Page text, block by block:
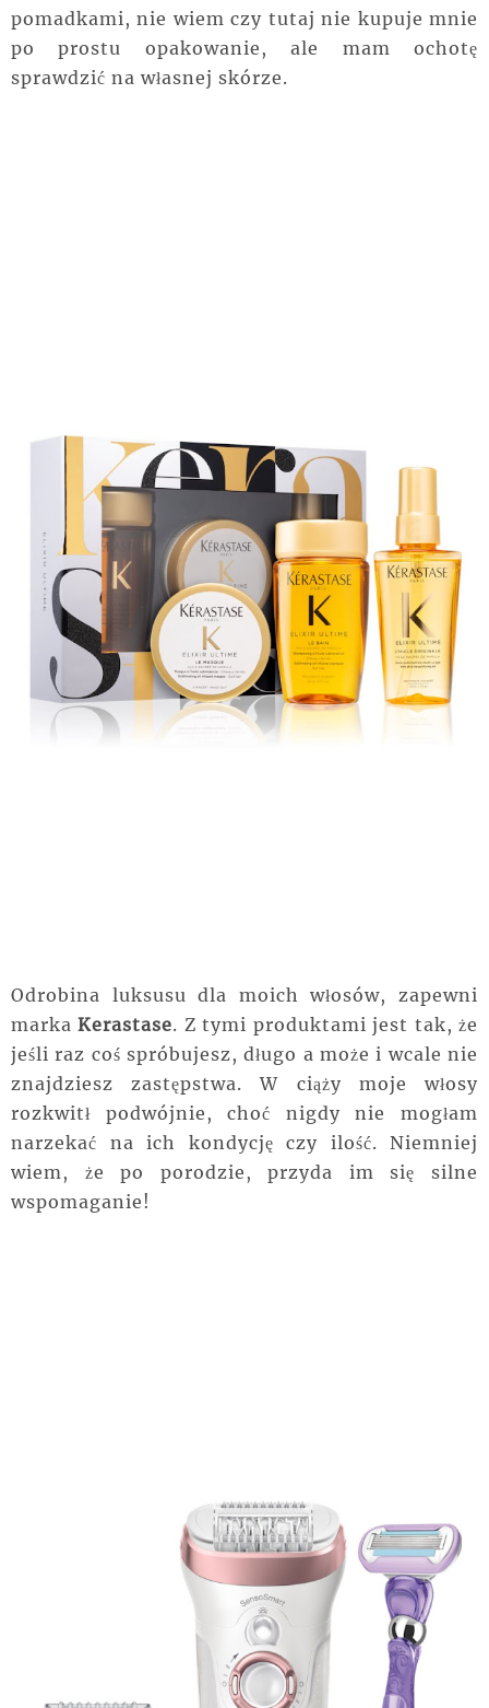
pomadkami, nie wiem czy tutaj nie kupuje mnie
po prostu opakowanie, ale mam ochotę
sprawdzić na własnej skórze.
Odrobina luksusu dla moich włosów, zapewni
markaKerastase. Z tymi produktami jest tak, że
jeśli raz coś spróbujesz, długo a może i wcale nie
znajdziesz zastępstwa. W ciąży moje włosy
rozkwitł podwójnie, choć nigdy nie mogłam
narzekać na ich kondycję czy ilość. Niemniej
wiem, że po porodzie, przyda im się silne
wspomaganie!